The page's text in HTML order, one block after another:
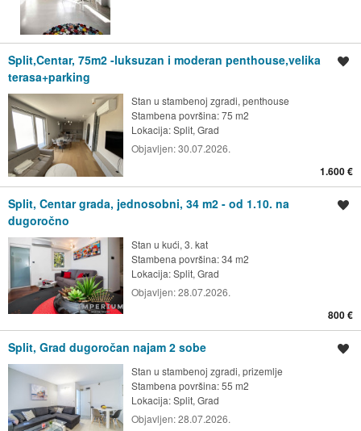
Split,Centar, 75m2 -luksuzan i moderan penthouse,velika
terasa+parking
Stan u stambenoj zgradi, penthouse
Stambena površina: 75 m2
Lokacija:Split, Grad
Objavljen:30.07.2026.
1.600 €
Split, Centar grada, jednosobni, 34 m2 - od 1.10. na
dugoročno
Stan u kući, 3. kat
Stambena površina: 34 m2
Lokacija:Split, Grad
Objavljen:28.07.2026.
800 €
Split, Grad dugoročan najam 2 sobe
Stan u stambenoj zgradi, prizemlje
Stambena površina: 55 m2
Lokacija:Split, Grad
Objavljen:28.07.2026.